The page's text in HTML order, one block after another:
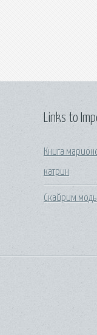
Links to
Книга
катрин
Скайрим